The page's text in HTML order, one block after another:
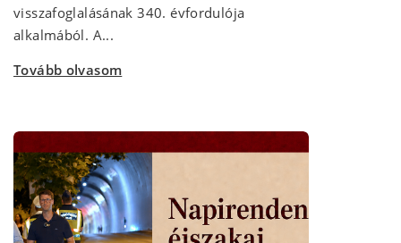
visszafoglalásának 340. évfordulója
alkalmából. A...
Tovább olvasom